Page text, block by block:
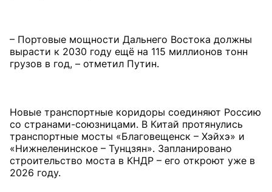
– Портовые мощности Дальнего Востока должны
вырасти к 2030 году ещё на 115 миллионов тонн
грузов в год, – отметил Путин.
Новые транспортные коридоры соединяют Россию
со странами-союзницами. В Китай протянулись
транспортные мосты «Благовещенск – Хэйхэ» и
«Нижнеленинское – Тунцзян». Запланировано
строительство моста в КНДР – его откроют уже в
2026 году.